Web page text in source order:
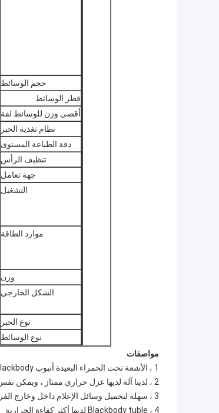
حجم الوسائط
قطر الوسائط
أقصى وزن للوسائط لفة
نظام تغذية الحبر
دقة الطباعة المستوى
تنظيف الرأس
جهة تعامل
التشغيل
موارد الطاقة
وزن
الشكل الخارجي
نوع الحبر
نوع الوسائط
مواصفات
1 ، الأشعة تحت الحمراء البعيدة أنبوب Blackbody التدفئة الكهربائية الحرارية ، لدينا أنابيب يمكن أن تعمل على الأقل 10000 ساعة.
2 ، لدينا آلة لديها عزل حراري ممتاز ، ويمكن نفس القوة أكثر بالنسبة لك.
3 ، سهلة لتحميل وسائل الإعلام داخل وخارج الفرن أثناء العمل في جهازك
4 ، Blackbody tuble لديها أكثر كفاءة الحرارية